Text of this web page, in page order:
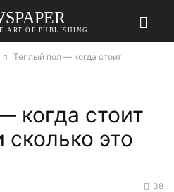
ART OF PUBLISHING
Теплый пол — когда стоит
когда стоит
сколько это
38